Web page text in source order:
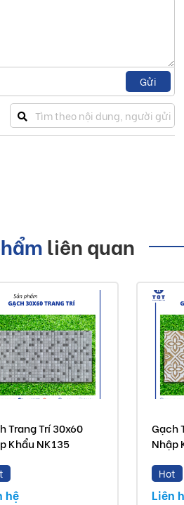
Gửi
liên quan
Trang Trí 30x60
Khẩu NK135
hệ
Gạch
Nhập
Hot
Liên